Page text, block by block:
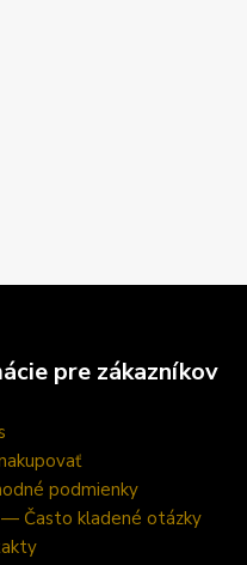
pre zákazníkov
podmienky
— Často kladené otázky